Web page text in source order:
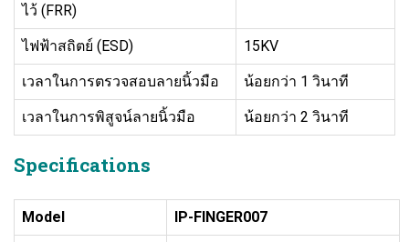
ไว้ (FRR)
ไฟฟ้าสถิตย์ (ESD) 15KV
เวลาในการตรวจสอบลายนิ้วมือ น้อยกว่า 1 วินาที
เวลาในการพิสูจน์ลายนิ้วมือ น้อยกว่า 2 วินาที
Specifications
Model IP-FINGER007